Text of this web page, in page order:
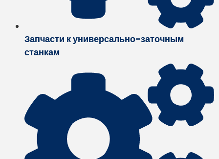
Запчасти к универсально-заточным
станкам